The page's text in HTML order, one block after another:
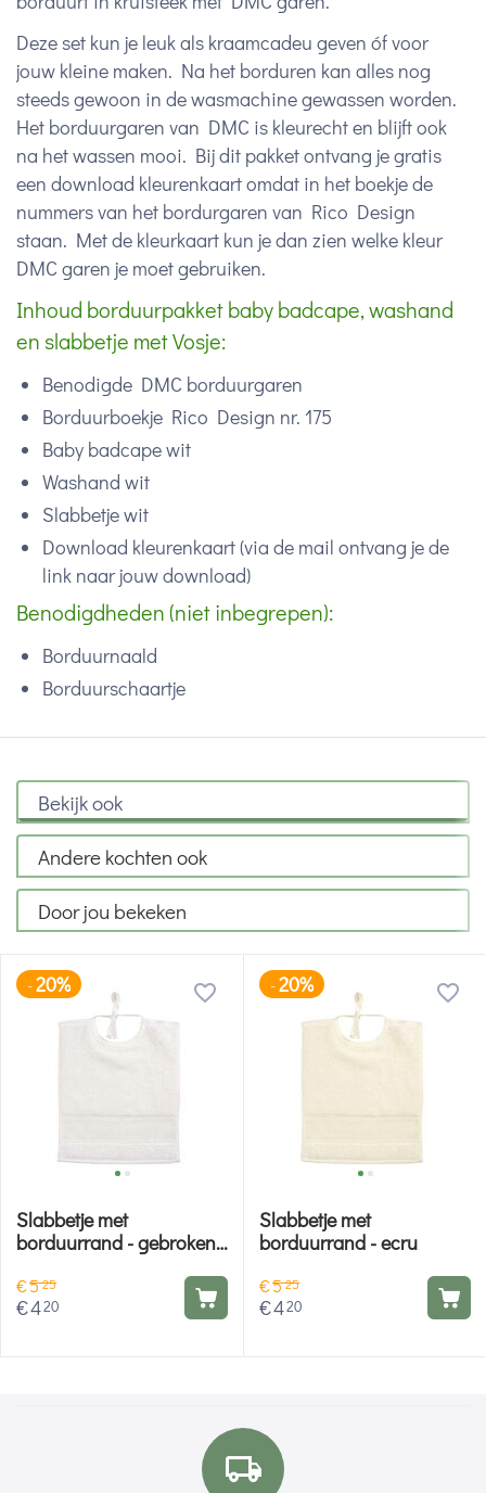
Deze set kun je leuk als kraamcadeu geven óf voor
jouw kleine maken. Na het borduren kan alles nog
steeds gewoon in de wasmachine gewassen worden.
Het borduurgaren van DMC is kleurecht en blijft ook
na het wassen mooi. Bij dit pakket ontvang je gratis
een download kleurenkaart omdat in het boekje de
nummers van het bordurgaren van Rico Design
staan. Met de kleurkaart kun je dan zien welke kleur
DMC garen je moet gebruiken.
Inhoud borduurpakket baby badcape, washand
en slabbetje met Vosje:
Benodigde DMC borduurgaren
Borduurboekje Rico Design nr. 175
Baby badcape wit
Washand wit
Slabbetje wit
Download kleurenkaart (via de mail ontvang je de
link naar jouw download)
Benodigdheden (niet inbegrepen):
Borduurnaald
Borduurschaartje
Bekijk ook
Andere kochten ook
Door jou bekeken
-20%
Slabbetje met
borduurrand - gebroken
€525
€420
-20%
Slabbetje met
borduurrand - ecru
€525
€420